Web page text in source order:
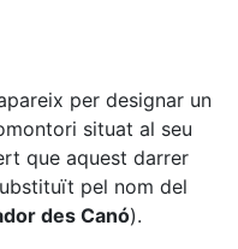
per designar un
situat al seu
que aquest darrer
pel nom del
des Canó).